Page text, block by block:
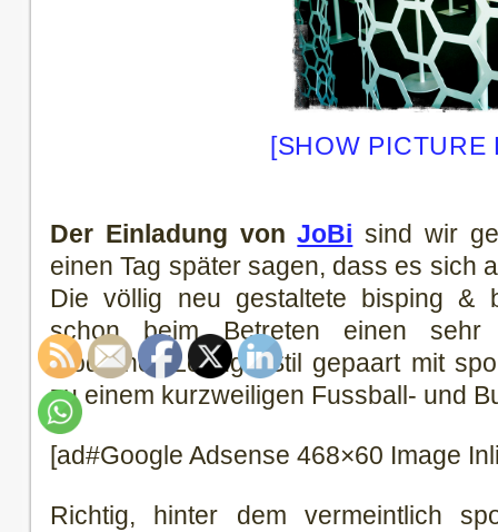
[SHOW PICTURE
Der Einladung vonJoBi sind wir
einen Tag später sagen, dass es sich
Die völlig neu gestaltete bisping &
schon beim Betreten einen sehr
Moderner Lounge-Stil gepaart mit
zu einem kurzweiligen Fussball- und
[ad#Google Adsense 468×60 Image
Richtig, hinter dem vermeintlich